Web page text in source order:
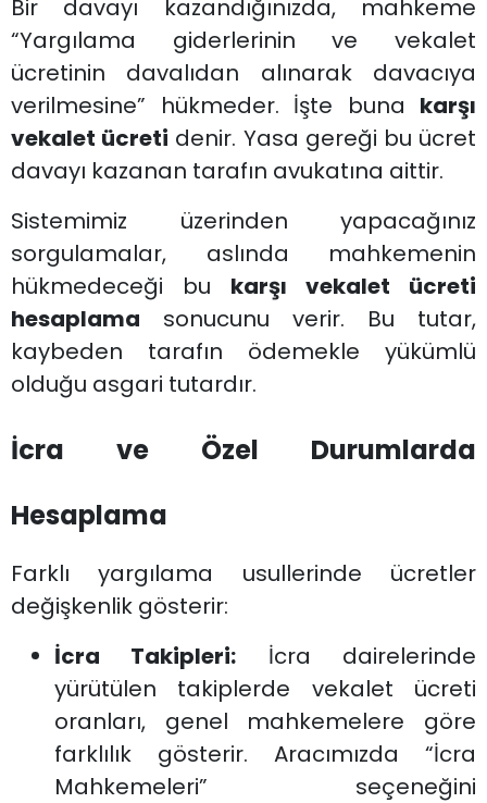
Bir davayı kazandığınızda, mahkeme
“Yargılama giderlerinin ve vekalet
ücretinin davalıdan alınarak davacıya
verilmesine” hükmeder. İşte buna karşı
vekalet ücreti denir. Yasa gereği bu ücret
davayı kazanan tarafın avukatına aittir.
Sistemimiz üzerinden yapacağınız
sorgulamalar, aslında mahkemenin
hükmedeceği bu karşı vekalet ücreti
hesaplama sonucunu verir. Bu tutar,
kaybeden tarafın ödemekle yükümlü
olduğu asgari tutardır.
İcra ve Özel Durumlarda
Hesaplama
Farklı yargılama usullerinde ücretler
değişkenlik gösterir:
İcra Takipleri: İcra dairelerinde
yürütülen takiplerde vekalet ücreti
oranları, genel mahkemelere göre
farklılık gösterir. Aracımızda “İcra
Mahkemeleri” seçeneğini